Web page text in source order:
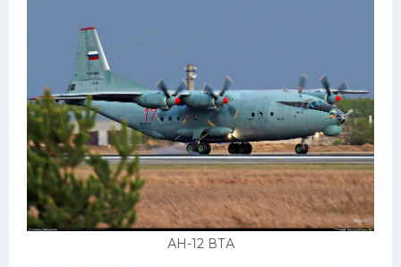
АН-12 ВТА
Ауди
Гараж
Русские авто
Вольво
БМВ